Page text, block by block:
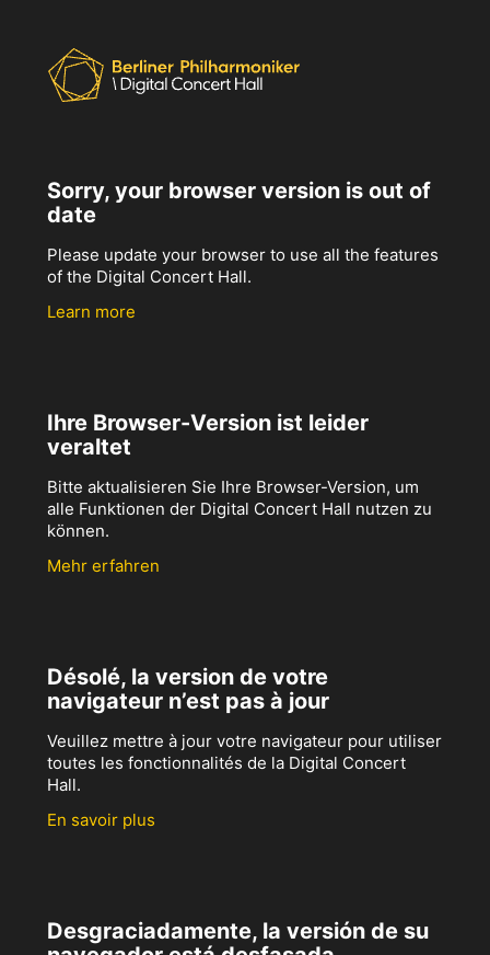
Sorry, your browser version is out of
date
Please update your browser to use all the features
of the Digital Concert Hall.
Learn more
Ihre Browser-Version ist leider
veraltet
Bitte aktualisieren Sie Ihre Browser-Version, um
alle Funktionen der Digital Concert Hall nutzen zu
können.
Mehr erfahren
Désolé, la version de votre
navigateur n’est pas à jour
Veuillez mettre à jour votre navigateur pour utiliser
toutes les fonctionnalités de la Digital Concert
Hall.
En savoir plus
Desgraciadamente, la versión de su